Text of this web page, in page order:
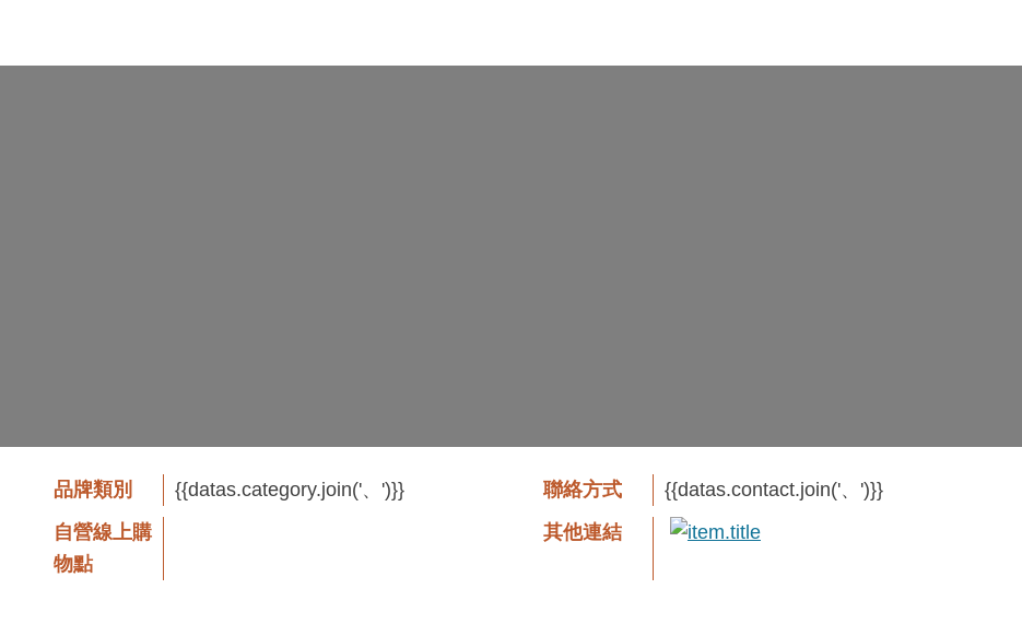
品牌類別 {{datas.category.join('、')}} 聯絡方式
{{datas.contact.join('、')}}
自營線上購
物點
其他連結